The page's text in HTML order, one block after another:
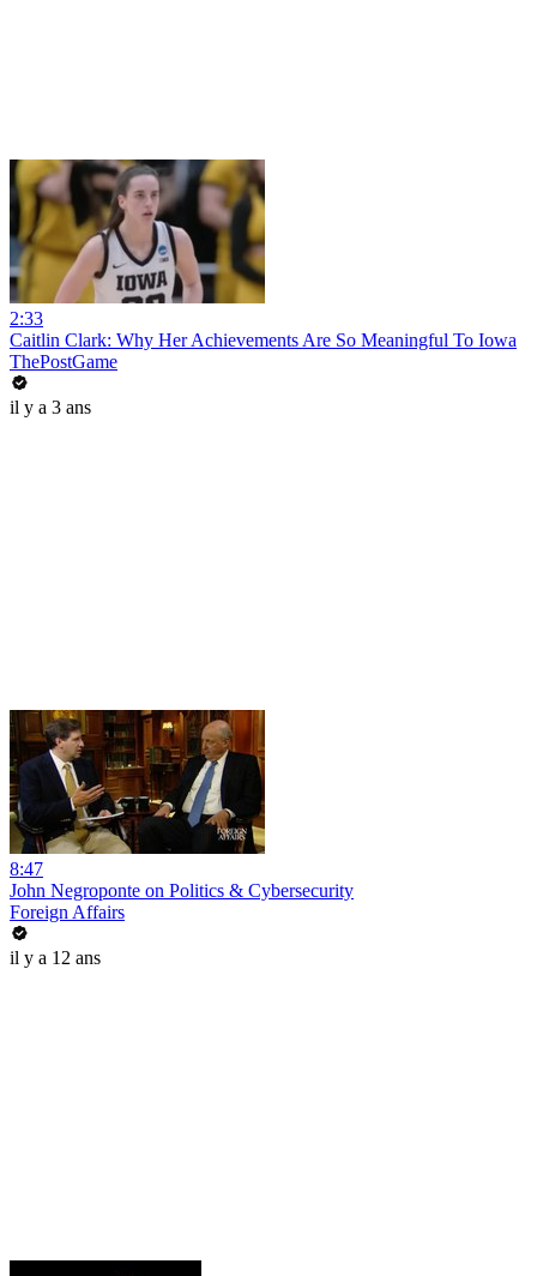
2:33
Caitlin Clark: Why Her Achievements Are So Meaningful To Iowa
ThePostGame
il y a 3 ans
8:47
John Negroponte on Politics & Cybersecurity
Foreign Affairs
il y a 12 ans